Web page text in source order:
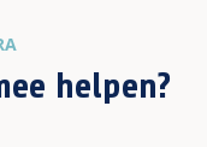
helpen?